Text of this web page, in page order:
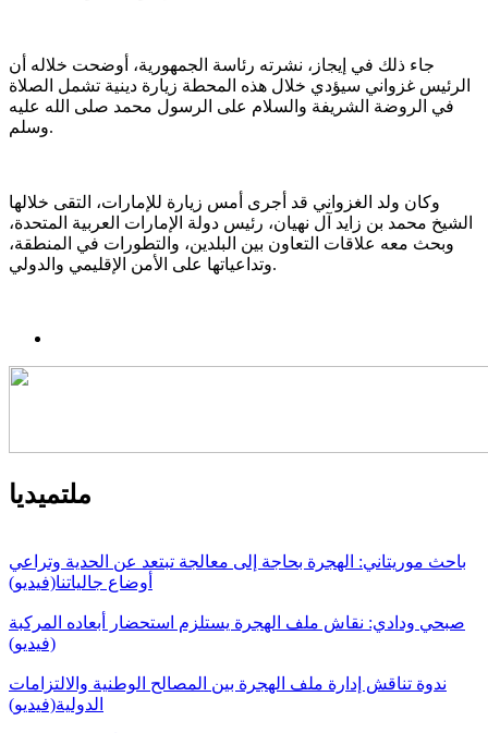
جاء ذلك في إيجاز، نشرته رئاسة الجمهورية، أوضحت خلاله أن
الرئيس غزواني سيؤدي خلال هذه المحطة زيارة دينية تشمل الصلاة
في الروضة الشريفة والسلام على الرسول محمد صلى الله عليه
وسلم.
وكان ولد الغزواني قد أجرى أمس زيارة للإمارات، التقى خلالها
الشيخ محمد بن زايد آل نهيان، رئيس دولة الإمارات العربية المتحدة،
وبحث معه علاقات التعاون بين البلدين، والتطورات في المنطقة،
وتداعياتها على الأمن الإقليمي والدولي.
ملتميديا
باحث موريتاني: الهجرة بحاجة إلى معالجة تبتعد عن الحدية وتراعي
أوضاع جالياتنا(فيديو)
صبحي ودادي: نقاش ملف الهجرة يستلزم استحضار أبعاده المركبة
(فيديو)
ندوة تناقش إدارة ملف الهجرة بين المصالح الوطنية والالتزامات
الدولية(فيديو)